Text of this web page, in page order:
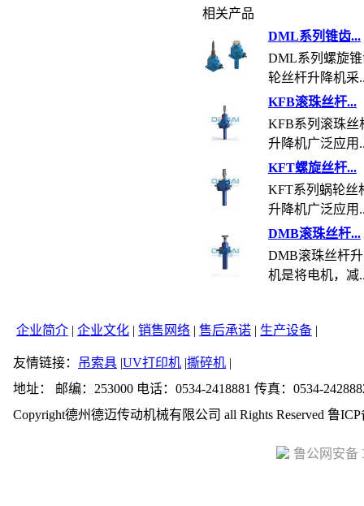
相关产品
DML系列锥齿...
DML系列螺旋
轮丝杆升降机采
KFB滚珠丝杆...
KFB系列滚珠丝
升降机广泛应用
KFT螺旋丝杆...
KFT系列蜗轮丝
升降机广泛应用
DMB滚珠丝杆...
DMB滚珠丝杆
机是将电机，减
企业简介 | 企业文化 | 销售网络 | 售后承诺 | 生产设备 |
友情链接： 吊索具 |UV打印机 |撕碎机 |
地址： 邮编：253000 电话：0534-2418881 传真：0534-
Copyright德州德迈传动机械有限公司 all Rights Reserved 鲁ICP
鲁公网安备